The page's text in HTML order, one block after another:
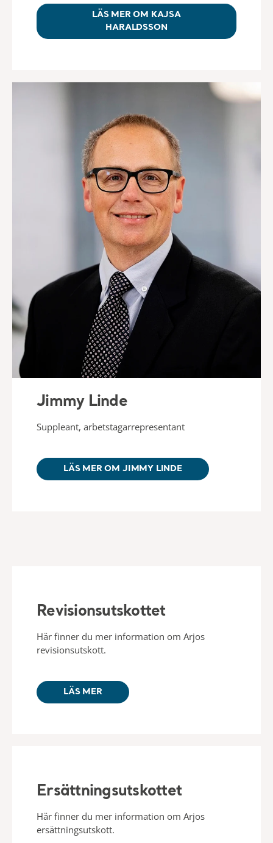
LÄS MER OM KAJSA
HARALDSSON
Jimmy Linde
Suppleant, arbetstagarrepresentant
LÄS MER OM JIMMY LINDE
Revisionsutskottet
Här finner du mer information om Arjos
revisionsutskott.
LÄS MER
Ersättningsutskottet
Här finner du mer information om Arjos
ersättningsutskott.